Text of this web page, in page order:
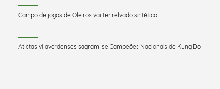
Campo de jogos de Oleiros vai ter relvado sintético
Atletas vilaverdenses sagram-se Campeões Nacionais de Kung Do